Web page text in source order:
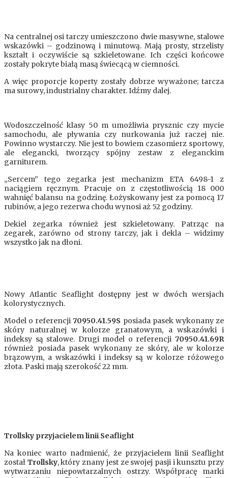
Na centralnej osi tarczy umieszczono dwie masywne, stalowe
wskazówki – godzinową i minutową. Mają prosty, strzelisty
kształt i oczywiście są szkieletowane. Ich części końcowe
zostały pokryte białą masą świecącą w ciemności.
A więc proporcje koperty zostały dobrze wyważone; tarcza
ma surowy, industrialny charakter. Idźmy dalej.
Wodoszczelność klasy 50 m umożliwia prysznic czy mycie
samochodu, ale pływania czy nurkowania już raczej nie.
Powinno wystarczy. Nie jest to bowiem czasomierz sportowy,
ale elegancki, tworzący spójny zestaw z eleganckim
garniturem.
„Sercem” tego zegarka jest mechanizm ETA 6498-1 z
naciągiem ręcznym. Pracuje on z częstotliwością 18 000
wahnięć balansu na godzinę. Łożyskowany jest za pomocą 17
rubinów, a jego rezerwa chodu wynosi aż 52 godziny.
Dekiel zegarka również jest szkieletowany. Patrząc na
zegarek, zarówno od strony tarczy, jak i dekla – widzimy
wszystko jak na dłoni.
Nowy Atlantic Seaflight dostępny jest w dwóch wersjach
kolorystycznych.
Model o referencji70950.41.59S posiada pasek wykonany ze
skóry naturalnej w kolorze granatowym, a wskazówki i
indeksy są stalowe. Drugi model o referencji 70950.41.69R
również posiada pasek wykonany ze skóry, ale w kolorze
brązowym, a wskazówki i indeksy są w kolorze różowego
złota. Paski mają szerokość 22 mm.
Trollsky przyjacielem linii Seaflight
Na koniec warto nadmienić, że przyjacielem linii Seaflight
został Trollsky, który znany jest ze swojej pasji i kunsztu przy
wytwarzaniu niepowtarzalnych ostrzy. Współpracę marki